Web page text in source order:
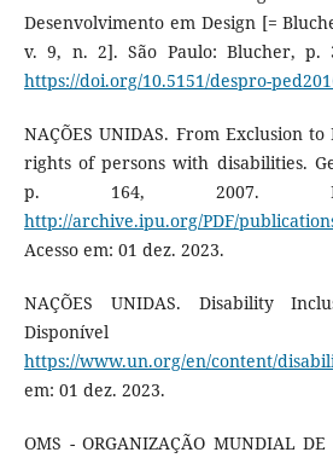
Desenvolvimento em Design [=
v. 9, n. 2]. São Paulo: Blucher, p.
https://doi.org/10.5151/despro-
NAÇÕES UNIDAS. From Exclusion
rights of persons with disabilities.
p. 164, 2007.
http://archive.ipu.org/PDF/
Acesso em: 01 dez. 2023.
NAÇÕES UNIDAS. Disability
https://www.un.org/en/content/
em: 01 dez. 2023.
OMS - ORGANIZAÇÃO MUNDIAL